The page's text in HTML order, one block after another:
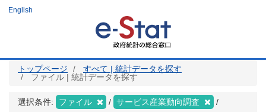
ツ
English
トップページ
すべて | 統計データを探す
ファイル | 統計データを探す
選択条件: ファイル サービス産業動向調査